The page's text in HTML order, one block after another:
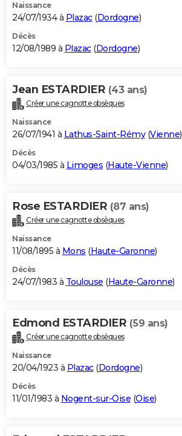
Naissance
24/07/1934 à Plazac(Dordogne)
Décès
12/08/1989 à Plazac(Dordogne)
Jean ESTARDIER (43 ans)
Créer une cagnotte obsèques
Naissance
26/07/1941 à Lathus-Saint-Rémy(Vienne)
Décès
04/03/1985 à Limoges (Haute-Vienne)
Rose ESTARDIER (87 ans)
Créer une cagnotte obsèques
Naissance
11/08/1895 à Mons (Haute-Garonne)
Décès
24/07/1983 à Toulouse (Haute-Garonne)
Edmond ESTARDIER (59 ans)
Créer une cagnotte obsèques
Naissance
20/04/1923 à Plazac(Dordogne)
Décès
11/01/1983 à Nogent-sur-Oise (Oise)